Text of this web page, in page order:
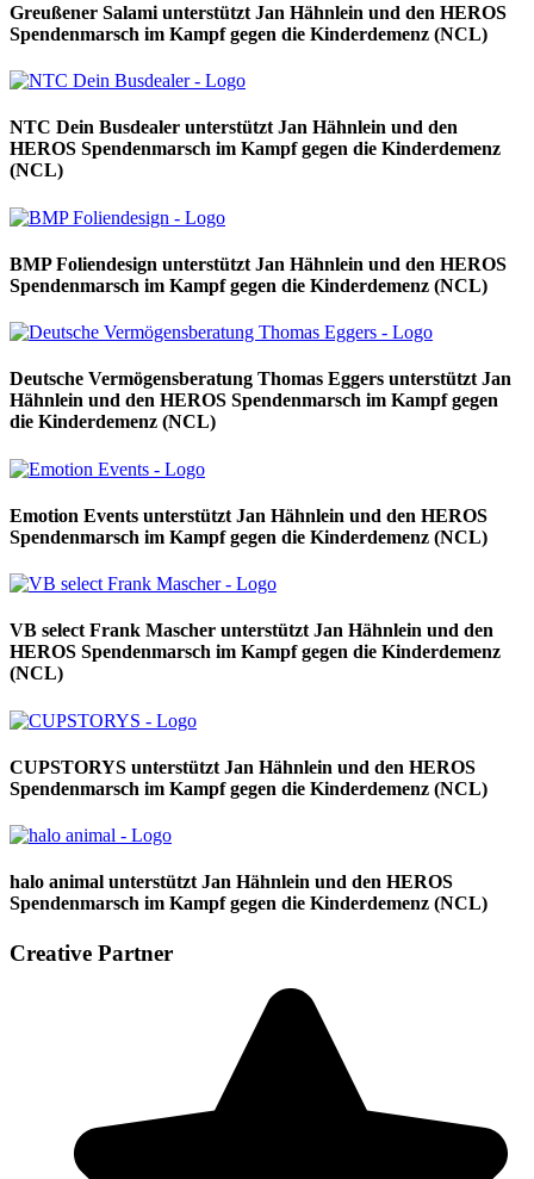
Greußener Salami unterstützt Jan Hähnlein und den HEROS
Spendenmarsch im Kampf gegen die Kinderdemenz (NCL)
NTC Dein Busdealer unterstützt Jan Hähnlein und den
HEROS Spendenmarsch im Kampf gegen die Kinderdemenz
(NCL)
BMP Foliendesign unterstützt Jan Hähnlein und den HEROS
Spendenmarsch im Kampf gegen die Kinderdemenz (NCL)
Deutsche Vermögensberatung Thomas Eggers unterstützt Jan
Hähnlein und den HEROS Spendenmarsch im Kampf gegen
die Kinderdemenz (NCL)
Emotion Events unterstützt Jan Hähnlein und den HEROS
Spendenmarsch im Kampf gegen die Kinderdemenz (NCL)
VB select Frank Mascher unterstützt Jan Hähnlein und den
HEROS Spendenmarsch im Kampf gegen die Kinderdemenz
(NCL)
CUPSTORYS unterstützt Jan Hähnlein und den HEROS
Spendenmarsch im Kampf gegen die Kinderdemenz (NCL)
halo animal unterstützt Jan Hähnlein und den HEROS
Spendenmarsch im Kampf gegen die Kinderdemenz (NCL)
Creative Partner